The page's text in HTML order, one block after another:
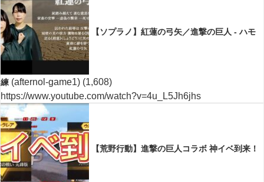
【ソプラノ】紅蓮の弓矢／進撃の巨人 - ハモ
練 (afternol-game1) (1,608)
https://www.youtube.com/watch?v=4u_L5Jh6jhs
【荒野行動】進撃の巨人コラボ 神イベ到来！